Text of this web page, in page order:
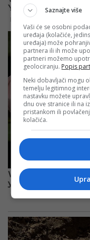
Saznajte više
Vaši će se osobni
uređaja (kolačiće,
uređaja) može
partnera ili ih može
partneri možemo
geolociranju. Popis
Neki dobavljači mogu
temelju legitimnog
nastavku možete
dnu ove stranice ili na
pristankom ili
kolačića.